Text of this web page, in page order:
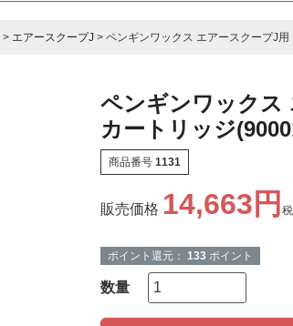
エアースクープJ ペンギンワックス エアースクープJ
ペンギンワックス
カートリッジ
商品番号 1131
販売価格 14,663
ポイント還元： 133 ポイント